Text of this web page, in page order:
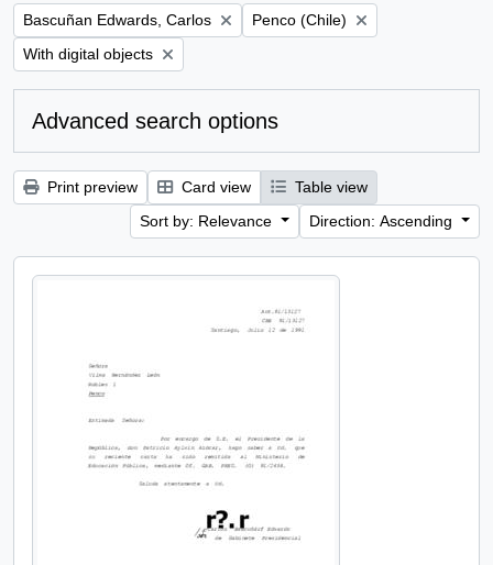
Remove filter:
Bascuñan Edwards, Carlos Remove filter:
Penco (Chile)
Remove filter:
With digital objects
Advanced search options
Print preview Card view
Table view
Sort by: Relevance
Direction: Ascending